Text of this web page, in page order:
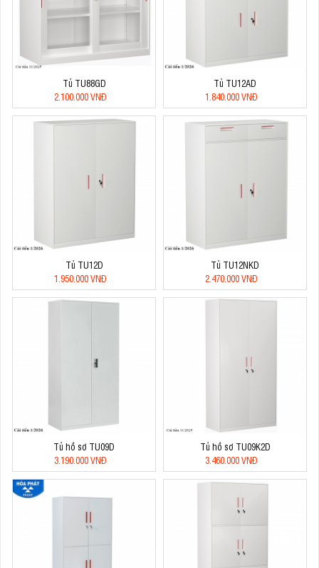
Tủ TU88GD
2.100.000 VNĐ
Tủ TU12AD
1.840.000 VNĐ
Tủ TU12D
1.950.000 VNĐ
Tủ TU12NKD
2.470.000 VNĐ
Tủ hồ sơ TU09D
3.190.000 VNĐ
Tủ hồ sơ TU09K2D
3.460.000 VNĐ